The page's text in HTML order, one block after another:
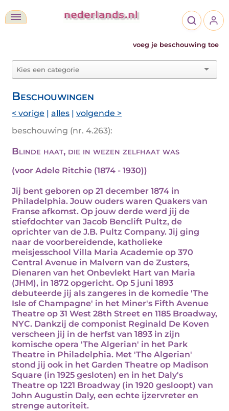
voeg je beschouwing toe
Beschouwingen
< vorige | alles | volgende >
beschouwing (nr. 4.263):
Blinde haat, die in wezen zelfhaat was
(voor Adele Ritchie (1874 - 1930))
Jij bent geboren op 21 december 1874 in
Philadelphia. Jouw ouders waren Quakers van
Franse afkomst. Op jouw derde werd jij de
stiefdochter van Jacob Benclift Pultz, de
oprichter van de J.B. Pultz Company. Jij ging
naar de voorbereidende, katholieke
meisjesschool Villa Maria Academie op 370
Central Avenue in Malvern van de Zusters,
Dienaren van het Onbevlekt Hart van Maria
(JHM), in 1872 opgericht. Op 5 juni 1893
debuteerde jij als zangeres in de komedie 'The
Isle of Champagne' in het Miner's Fifth Avenue
Theatre op 31 West 28th Street en 1185 Broadway,
NYC. Dankzij de componist Reginald De Koven
verscheen jij in de herfst van 1893 in zijn
komische opera 'The Algerian' in het Park
Theatre in Philadelphia. Met 'The Algerian'
stond jij ook in het Garden Theatre op Madison
Square (in 1925 gesloten) en in het Daly's
Theatre op 1221 Broadway (in 1920 gesloopt) van
John Augustin Daly, een echte ijzervreter en
strenge autoriteit.